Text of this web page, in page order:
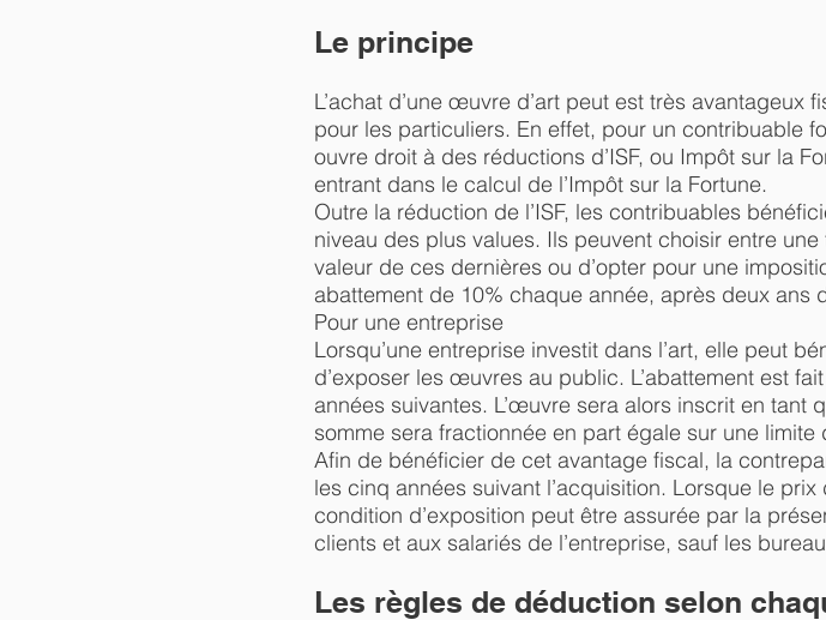
Le principe
L’achat d’une œuvre d’art peut est très
pour les particuliers. En effet, pour un contribuable
ouvre droit à des réductions d’ISF, ou Impôt sur la
entrant dans le calcul de l’Impôt sur la Fortune.
Outre la réduction de l’ISF, les contribuables
niveau des plus values. Ils peuvent choisir entre
valeur de ces dernières ou d’opter pour une
abattement de 10% chaque année, après deux ans
Pour une entreprise
Lorsqu’une entreprise investit dans l’art, elle peut
d’exposer les œuvres au public. L’abattement est
années suivantes. L’œuvre sera alors inscrit en tant
somme sera fractionnée en part égale sur une
Afin de bénéficier de cet avantage fiscal, la
les cinq années suivant l’acquisition. Lorsque le
condition d’exposition peut être assurée par la
clients et aux salariés de l’entreprise, sauf les
Les règles de déduction selon